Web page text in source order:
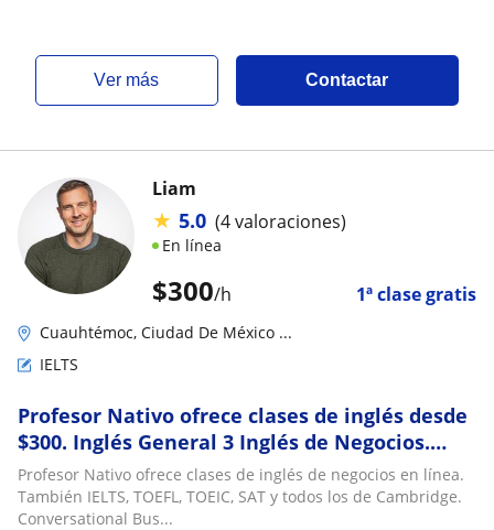
ver más Contactar
$300/h 1ª clase gratis
Liam
★ 5.0 (4 valoraciones)
En línea
Cuauhtémoc, Ciudad De México ...
IELTS
Profesor Nativo ofrece clases de inglés desde
$300. Inglés General 3 Inglés de Negocios.
También IELTS, TOEFL, TOEIC, SAT y todos los
de Cambridge. Presencial y Online
Profesor Nativo ofrece clases de inglés de negocios en línea.
También IELTS, TOEFL, TOEIC, SAT y todos los de Cambridge.
Conversational Bus...